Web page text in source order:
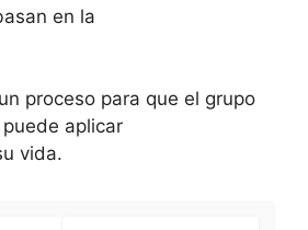
en la
proceso para que el grupo
aplicar
vida.